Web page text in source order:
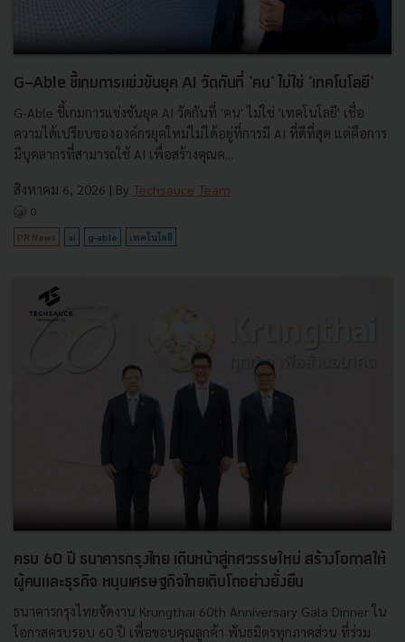
G-Able ชี้เกมการแข่งขันยุค AI วัดกันที่ 'คน' ไม่ใช่ 'เทคโนโลยี'
G-Able ชี้เกมการแข่งขันยุค AI วัดกันที่ 'คน' ไม่ใช่ 'เทคโนโลยี' เชื่อ
ความได้เปรียบขององค์กรยุคใหม่ไม่ได้อยู่ที่การมี AI ที่ดีที่สุด แต่คือการ
มีบุคลากรที่สามารถใช้ AI เพื่อสร้างคุณค...
สิงหาคม 6, 2026 | By Techsauce Team
0
PR News ai g-able เทคโนโลยี
ครบ 60 ปี ธนาคารกรุงไทย เดินหน้าสู่ทศวรรษใหม่ สร้างโอกาสให้
ผู้คนและธุรกิจ หนุนเศรษฐกิจไทยเติบโตอย่างยั่งยืน
ธนาคารกรุงไทยจัดงาน Krungthai 60th Anniversary Gala Dinner ใน
โอกาสครบรอบ 60 ปี เพื่อขอบคุณลูกค้า พันธมิตรทุกภาคส่วน ที่ร่วม